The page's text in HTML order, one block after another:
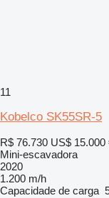
11
Kobelco SK55SR-5
R$ 76.730 US$ 15.000
Mini-escavadora
2020
1.200 m/h
Capacidade de carga